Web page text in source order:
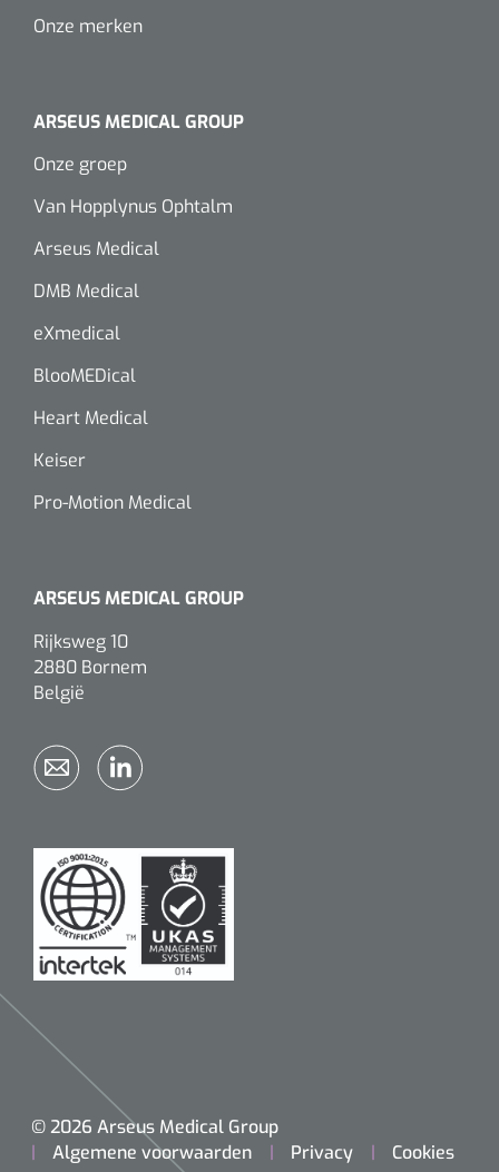
Onze merken
ARSEUS MEDICAL GROUP
Onze groep
Van Hopplynus Ophtalm
Arseus Medical
DMB Medical
eXmedical
BlooMEDical
Heart Medical
Keiser
Pro-Motion Medical
ARSEUS MEDICAL GROUP
Rijksweg 10
2880 Bornem
België
© 2026 Arseus Medical Group
Algemene voorwaarden
Privacy Cookies